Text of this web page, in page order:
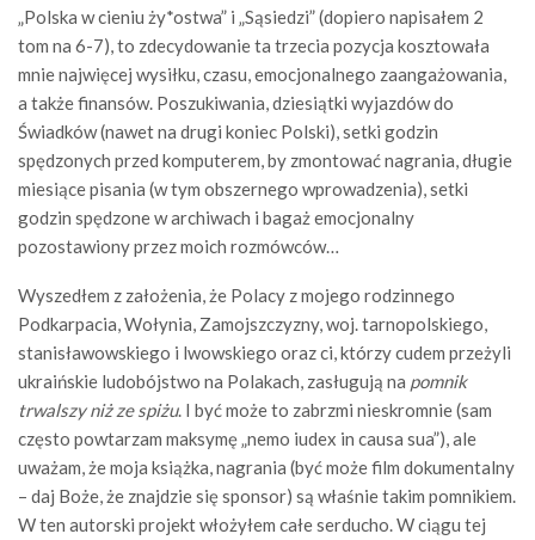
„Polska w cieniu ży*ostwa” i „Sąsiedzi” (dopiero napisałem 2
tom na 6-7), to zdecydowanie ta trzecia pozycja kosztowała
mnie najwięcej wysiłku, czasu, emocjonalnego zaangażowania,
a także finansów. Poszukiwania, dziesiątki wyjazdów do
Świadków (nawet na drugi koniec Polski), setki godzin
spędzonych przed komputerem, by zmontować nagrania, długie
miesiące pisania (w tym obszernego wprowadzenia), setki
godzin spędzone w archiwach i bagaż emocjonalny
pozostawiony przez moich rozmówców…
Wyszedłem z założenia, że Polacy z mojego rodzinnego
Podkarpacia, Wołynia, Zamojszczyzny, woj. tarnopolskiego,
stanisławowskiego i lwowskiego oraz ci, którzy cudem przeżyli
ukraińskie ludobójstwo na Polakach, zasługują na pomnik
trwalszy niż ze spiżu. I być może to zabrzmi nieskromnie (sam
często powtarzam maksymę „nemo iudex in causa sua”), ale
uważam, że moja książka, nagrania (być może film dokumentalny
– daj Boże, że znajdzie się sponsor) są właśnie takim pomnikiem.
W ten autorski projekt włożyłem całe serducho. W ciągu tej